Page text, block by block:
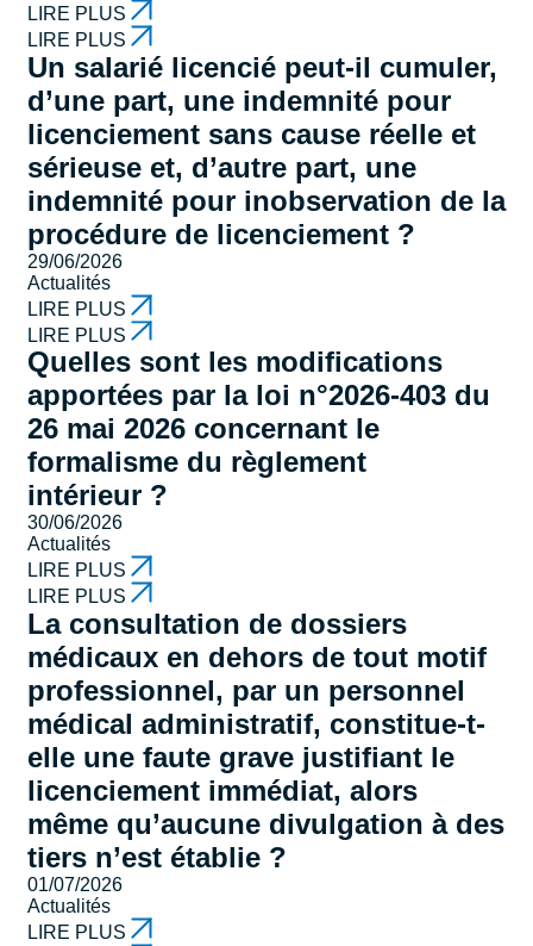
LIRE PLUS
LIRE PLUS
Un salarié licencié peut-il cumuler,
d’une part, une indemnité pour
licenciement sans cause réelle et
sérieuse et, d’autre part, une
indemnité pour inobservation de la
procédure de licenciement ?
29/06/2026
Actualités
LIRE PLUS
LIRE PLUS
Quelles sont les modifications
apportées par la loi n°2026-403 du
26 mai 2026 concernant le
formalisme du règlement
intérieur ?
30/06/2026
Actualités
LIRE PLUS
LIRE PLUS
La consultation de dossiers
médicaux en dehors de tout motif
professionnel, par un personnel
médical administratif, constitue-t-
elle une faute grave justifiant le
licenciement immédiat, alors
même qu’aucune divulgation à des
tiers n’est établie ?
01/07/2026
Actualités
LIRE PLUS